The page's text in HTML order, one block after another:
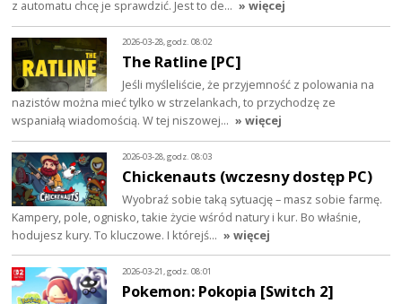
z automatu chcę je sprawdzić. Jest to de… » więcej
2026-03-28, godz. 08:02
The Ratline [PC]
Jeśli myśleliście, że przyjemność z polowania na
nazistów można mieć tylko w strzelankach, to przychodzę ze
wspaniałą wiadomością. W tej niszowej… » więcej
2026-03-28, godz. 08:03
Chickenauts (wczesny dostęp PC)
Wyobraź sobie taką sytuację – masz sobie farmę.
Kampery, pole, ognisko, takie życie wśród natury i kur. Bo właśnie,
hodujesz kury. To kluczowe. I którejś… » więcej
2026-03-21, godz. 08:01
Pokemon: Pokopia [Switch 2]